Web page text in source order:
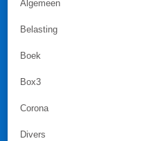
Algemeen
Belasting
Boek
Box3
Corona
Divers